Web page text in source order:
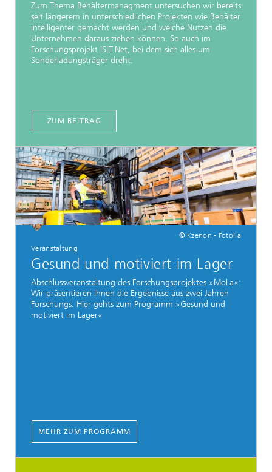
Zum Thema Behältermanagment untersuchen wir bereits
seit längerem in unterschiedlichen Projekten wie Behälter
intelligenter gemacht werden und welche Nutzen die
Unternehmen daraus ziehen können. So auch im
Forschungsprojekt ISLT.Net, bei dem sich alles um
Sonderladungsträger dreht.
ZUM BEITRAG
© Kzenon - Fotolia
Veranstaltung
Gesund und motiviert im Lager
Abschlussveranstaltung des Forschungsprojektes »MoLa«:
Wir präsentieren Ihnen die Ergebnisse aus zwei Jahren
Forschungs. Hier gehts zum Programm »Gesund und
motiviert im Lager«
MEHR ZUM PROGRAMM